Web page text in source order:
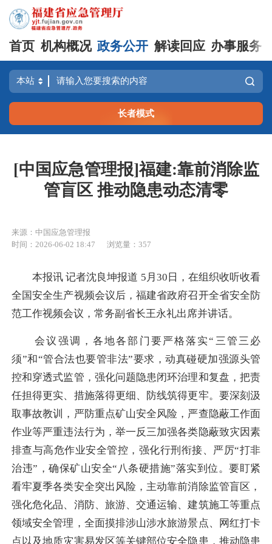
首页 机构概况 政务公开 解读回应 办事服务
长者模式
[中国应急管理报]福建:靠前消除监
管盲区 推动隐患动态清零
来源：中国应急管理报
时间：2026-06-02 18:47
浏览量：357
本报讯 记者沈良坤报道 5月30日，在组织收听收看
全国安全生产视频会议后，福建省政府召开全省安全防
范工作视频会议，常务副省长王永礼出席并讲话。
会议强调，各地各部门要严格落实“三管三必
须”和“管合法也要管非法”要求，动真碰硬加强源头管
控和穿透式监管，强化问题隐患闭环治理和复盘，把责
任担得更实、措施落得更细、防线筑得更牢。要深刻汲
取事故教训，严防重点矿山安全风险，严查隐蔽工作面
作业等严重违法行为，举一反三加强各类隐蔽致灾因素
排查与高危作业安全管控，强化行刑衔接、严厉“打非
治违”，确保矿山安全“八条硬措施”落实到位。要盯紧
看牢夏季各类安全突出风险，主动靠前消除监管盲区，
强化危化品、消防、旅游、交通运输、建筑施工等重点
领域安全管理，全面摸排涉山涉水旅游景点、网红打卡
点以及地质灾害易发区等关键部位安全隐患，推动隐患